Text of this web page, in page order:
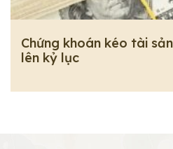
Chứng khoán kéo tài
lên kỷ lục